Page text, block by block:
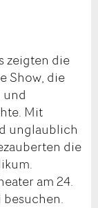
zeigten die
Show, die
und
Mit
unglaublich
die
am 24.
besuchen.